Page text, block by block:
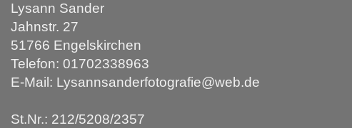
Lysann Sander
Jahnstr. 27
51766 Engelskirchen
Telefon: 01702338963
E-Mail: Lysannsanderfotografie@web.de
St.Nr.: 212/5208/2357